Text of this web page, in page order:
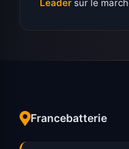
Leader sur le
Francebatterie